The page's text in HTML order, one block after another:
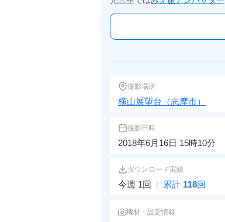
撮影場所
横山展望台（志摩市）
撮影日時
2018年6月16日 15時10分
ダウンロード実績
今週 1回 | 累計 118回
機材・設定情報